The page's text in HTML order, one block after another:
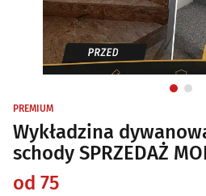
PREMIUM
Wykładzina
schody SPRZEDAŻ
od 75